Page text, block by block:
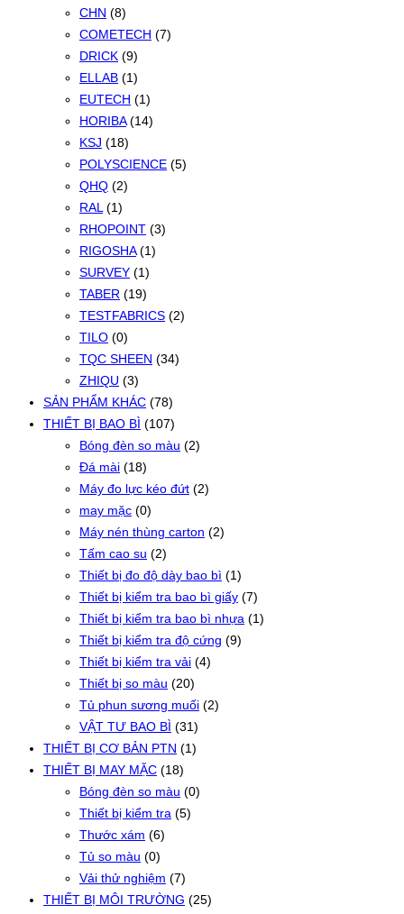
CHN (8)
COMETECH (7)
DRICK (9)
ELLAB (1)
EUTECH (1)
HORIBA (14)
KSJ (18)
POLYSCIENCE (5)
QHQ (2)
RAL (1)
RHOPOINT (3)
RIGOSHA (1)
SURVEY (1)
TABER (19)
TESTFABRICS (2)
TILO (0)
TQC SHEEN (34)
ZHIQU (3)
SẢN PHẨM KHÁC (78)
THIẾT BỊ BAO BÌ (107)
Bóng đèn so màu (2)
Đá mài (18)
Máy đo lực kéo đứt (2)
may mặc (0)
Máy nén thùng carton (2)
Tấm cao su (2)
Thiết bị đo độ dày bao bì (1)
Thiết bị kiểm tra bao bì giấy (7)
Thiết bị kiểm tra bao bì nhựa (1)
Thiết bị kiểm tra độ cứng (9)
Thiết bị kiểm tra vải (4)
Thiết bị so màu (20)
Tủ phun sương muối (2)
VẬT TƯ BAO BÌ (31)
THIẾT BỊ CƠ BẢN PTN (1)
THIẾT BỊ MAY MẶC (18)
Bóng đèn so màu (0)
Thiết bị kiểm tra (5)
Thước xám (6)
Tủ so màu (0)
Vải thử nghiệm (7)
THIẾT BỊ MÔI TRƯỜNG (25)